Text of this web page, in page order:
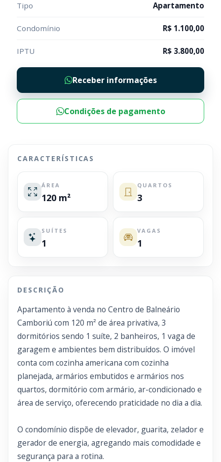
Tipo Apartamento
Condomínio R$ 1.100,00
IPTU R$ 3.800,00
Receber informações
Condições de pagamento
CARACTERÍSTICAS
ÁREA
120 m²
QUARTOS
3
SUÍTES
1
VAGAS
1
DESCRIÇÃO
Apartamento à venda no Centro de Balneário
Camboriú com 120 m² de área privativa, 3
dormitórios sendo 1 suíte, 2 banheiros, 1 vaga de
garagem e ambientes bem distribuídos. O imóvel
conta com cozinha americana com cozinha
planejada, armários embutidos e armários nos
quartos, dormitório com armário, ar-condicionado e
área de serviço, oferecendo praticidade no dia a dia.
O condomínio dispõe de elevador, guarita, zelador e
gerador de energia, agregando mais comodidade e
segurança para a rotina.